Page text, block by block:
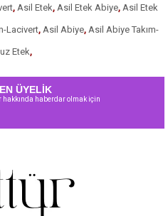
, Asil Etek, Asil Etek Abiye, Asil Etek
Lacivert, Asil Abiye, Asil Abiye Takım-
Etek,
ÜYELİK
hakkında haberdar olmak için